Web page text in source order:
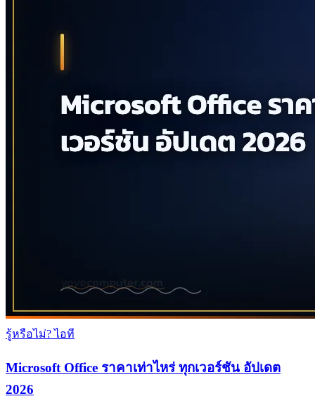
รู้หรือไม่? ไอที
Microsoft Office ราคาเท่าไหร่ ทุกเวอร์ชัน อัปเดต
2026